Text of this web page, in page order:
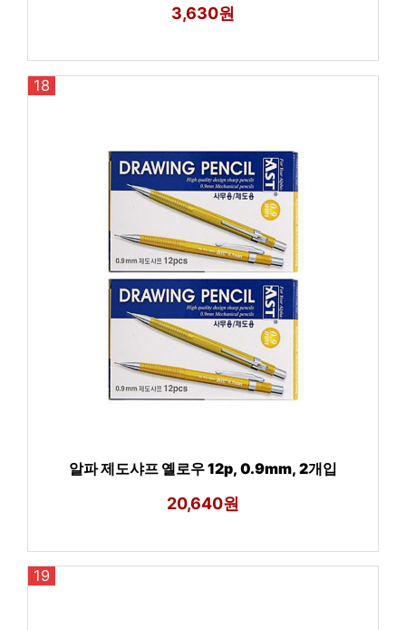
3,630원
18
알파 제도샤프 옐로우 12p, 0.9mm, 2개입
20,640원
19